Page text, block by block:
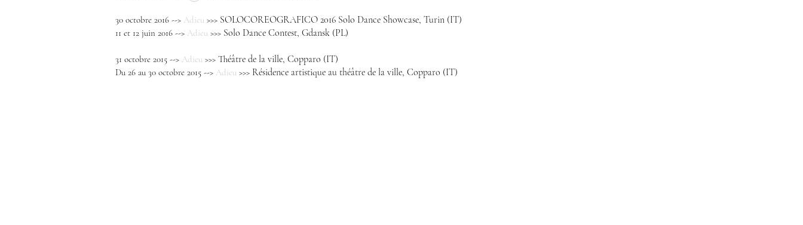
30 octobre 2016 --> Adieu >>> SOLOCOREOGRAFICO 2016 Solo Dance Showcase, Turin (IT)
11 et 12 juin 2016 --> Adieu >>> Solo Dance Contest, Gdansk (PL)
31 octobre 2015 --> Adieu >>> Théâtre de la ville, Copparo (IT)
Du 26 au 30 octobre 2015 --> Adieu >>> Résidence artistique au théâtre de la ville, Copparo (IT)